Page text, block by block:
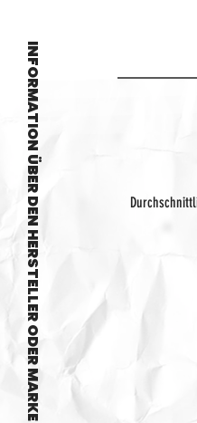
INFORMATION ÜBER DEN HERSTELLER ODER MARKE